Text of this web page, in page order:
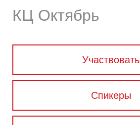
КЦ Октябрь
Участвовать
Спикеры